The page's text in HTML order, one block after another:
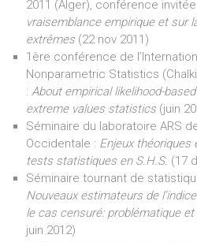
2011 (Alger), conférence invitée
vraisemblance empirique et sur
extrêmes (22 nov 2011)
1ère conférence de
Nonparametric Statistics
:About empirical likelihood-
extreme values statistics (juin
Séminaire du laboratoire ARS
Occidentale : Enjeux théoriques
tests statistiques en S.H.S. (17
Séminaire tournant de
Nouveaux estimateurs de
le cas censuré: problématique
juin 2012)